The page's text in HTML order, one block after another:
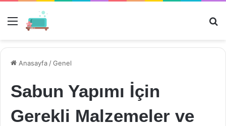
Menü
Anasayfa /Genel
Sabun Yapımı İçin
Gerekli Malzemeler ve